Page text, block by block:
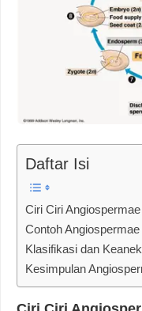
Daftar Isi
Ciri Ciri Angiospermae
Contoh Angiospermae
Klasifikasi dan
Kesimpulan